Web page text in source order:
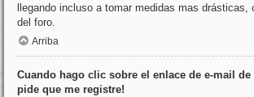
llegando incluso a tomar medidas mas drásticas,
del foro.
Arriba
Cuando hago clic sobre el enlace de e-mail de
pide que me registre!